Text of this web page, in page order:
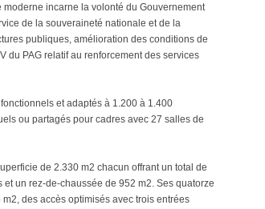
moderne incarne la volonté du Gouvernement
de la souveraineté nationale et de la
publiques, amélioration des conditions de
du PAG relatif au renforcement des services
et adaptés à 1.200 à 1.400
ou partagés pour cadres avec 27 salles de
de 2.330 m2 chacun offrant un total de
un rez-de-chaussée de 952 m2. Ses quatorze
des accès optimisés avec trois entrées